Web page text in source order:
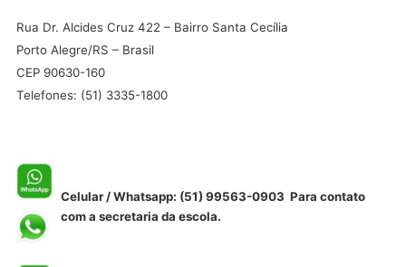
Rua Dr. Alcides Cruz 422 – Bairro Santa Cecília
Porto Alegre/RS – Brasil
CEP 90630-160
Telefones: (51) 3335-1800
Celular / Whatsapp: (51) 99563-0903 Para contato
com a secretaria da escola.